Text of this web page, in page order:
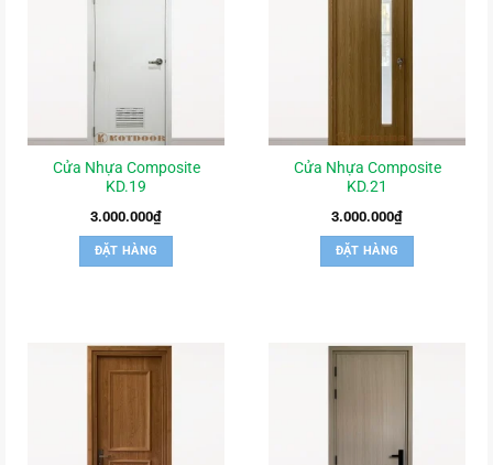
Cửa Nhựa Composite
KD.19
3.000.000₫
ĐẶT HÀNG
Cửa Nhựa Composite
KD.21
3.000.000₫
ĐẶT HÀNG